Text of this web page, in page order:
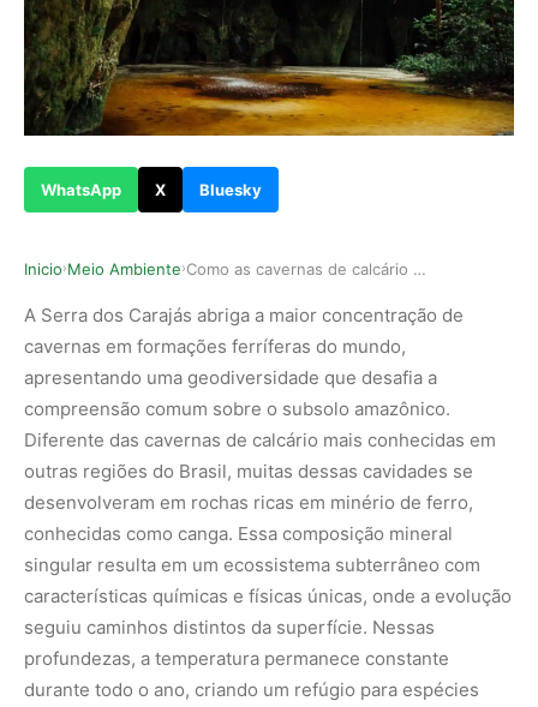
WhatsApp X Bluesky
Inicio›Meio Ambiente› Como as cavernas de calcário da Serra dos Caraj…
A Serra dos Carajás abriga a maior concentração de
cavernas em formações ferríferas do mundo,
apresentando uma geodiversidade que desafia a
compreensão comum sobre o subsolo amazônico.
Diferente das cavernas de calcário mais conhecidas em
outras regiões do Brasil, muitas dessas cavidades se
desenvolveram em rochas ricas em minério de ferro,
conhecidas como canga. Essa composição mineral
singular resulta em um ecossistema subterrâneo com
características químicas e físicas únicas, onde a evolução
seguiu caminhos distintos da superfície. Nessas
profundezas, a temperatura permanece constante
durante todo o ano, criando um refúgio para espécies